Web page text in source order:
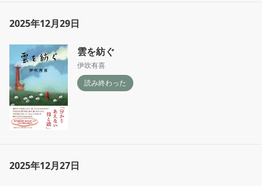
2025年12月29日
雲を紡ぐ
伊吹有喜
読み終わった
2025年12月27日